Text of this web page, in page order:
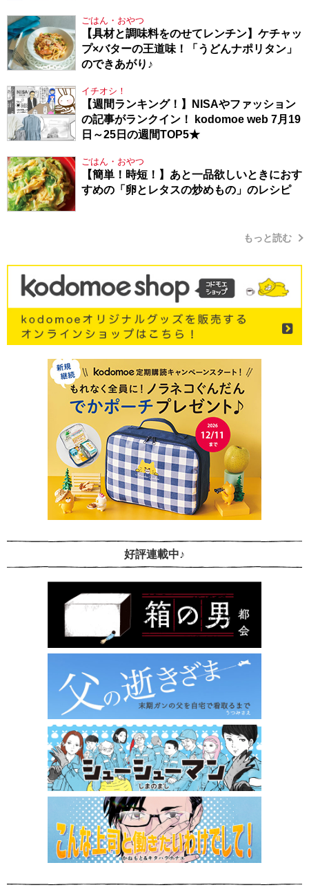
ごはん・おやつ
【具材と調味料をのせてレンチン】ケチャッ
プ×バターの王道味！「うどんナポリタン」
のできあがり♪
イチオシ！
【週間ランキング！】NISAやファッション
の記事がランクイン！ kodomoe web 7月19
日～25日の週間TOP5★
ごはん・おやつ
【簡単！時短！】あと一品欲しいときにおす
すめの「卵とレタスの炒めもの」のレシピ
もっと読む
好評連載中♪